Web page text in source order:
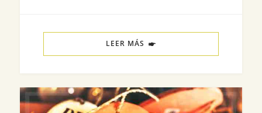
LEER MÁS